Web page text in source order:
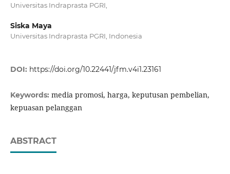
Universitas Indraprasta PGRI,
Siska Maya
Universitas Indraprasta PGRI, Indonesia
DOI: https://doi.org/10.22441/jfm.v4i1.23161
Keywords: media promosi, harga, keputusan pembelian,
kepuasan pelanggan
ABSTRACT